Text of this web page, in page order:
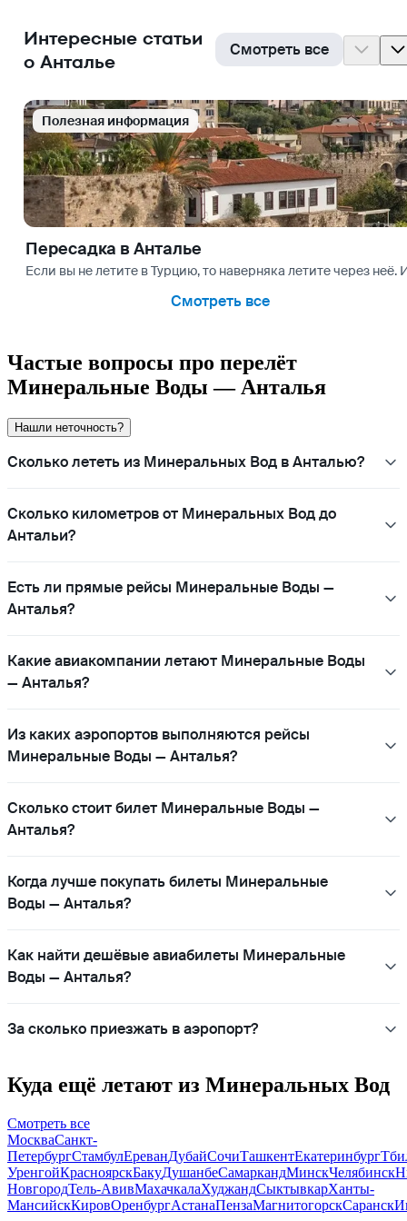
Интересные статьи
о Анталье
Смотреть все
Полезная информация
Пересадка в Анталье
Если вы не летите в Турцию, то наверняка летите через
Смотреть все
Частые вопросы про перелёт
Минеральные Воды — Анталья
Нашли неточность?
Сколько лететь из Минеральных Вод в Анталью?
Сколько километров от Минеральных Вод до
Антальи?
Есть ли прямые рейсы Минеральные Воды —
Анталья?
Какие авиакомпании летают Минеральные Воды
— Анталья?
Из каких аэропортов выполняются рейсы
Минеральные Воды — Анталья?
Сколько стоит билет Минеральные Воды —
Анталья?
Когда лучше покупать билеты Минеральные
Воды — Анталья?
Как найти дешёвые авиабилеты Минеральные
Воды — Анталья?
За сколько приезжать в аэропорт?
Куда ещё летают из Минеральных Вод
Смотреть все
МоскваСанкт-
ПетербургСтамбулЕреванДубайСочиТашкентЕкатеринбург
УренгойКрасноярскБакуДушанбеСамаркандМинскЧелябинск
НовгородТель-АвивМахачкалаХуджандСыктывкарХанты-
МансийскКировОренбургАстанаПензаМагнитогорскСаранск